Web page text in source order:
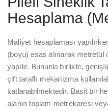
Hesaplama
Maliyet hesaplaması
(boyu) esas alınarak metretül
yapılır. Bununla birlikte,
çift taraflı mekanizma
katlanabilmektedir. Basit bir
alanın toplam metrekaresi